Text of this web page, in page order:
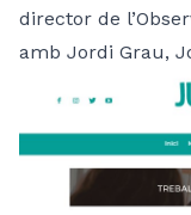
director de
amb Jordi Grau,